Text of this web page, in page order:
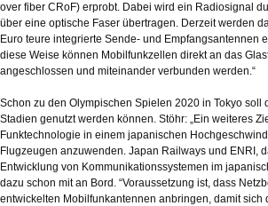
over fiber CRoF) erprobt. Dabei wird ein Radiosignal
über eine optische Faser übertragen. Derzeit werden
Euro teure integrierte Sende- und Empfangsantennen
diese Weise können Mobilfunkzellen direkt an das
angeschlossen und miteinander verbunden werden.“
Schon zu den Olympischen Spielen 2020 in Tokyo soll
Stadien genutzt werden können. Stöhr: „Ein weiteres
Funktechnologie in einem japanischen
Flugzeugen anzuwenden. Japan Railways und ENRI,
Entwicklung von Kommunikationssystemen im
dazu schon mit an Bord. “Voraussetzung ist, dass
entwickelten Mobilfunkantennen anbringen, damit sich